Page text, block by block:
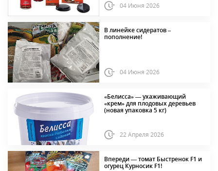
04 Июня 2026
В линейке сидератов –
пополнение!
04 Июня 2026
«Белисса» — ухаживающий
«крем» для плодовых деревьев
(новая упаковка 5 кг)
22 Апреля 2026
Впереди — томат Быстренок F1 и
огурец Курносик F1!